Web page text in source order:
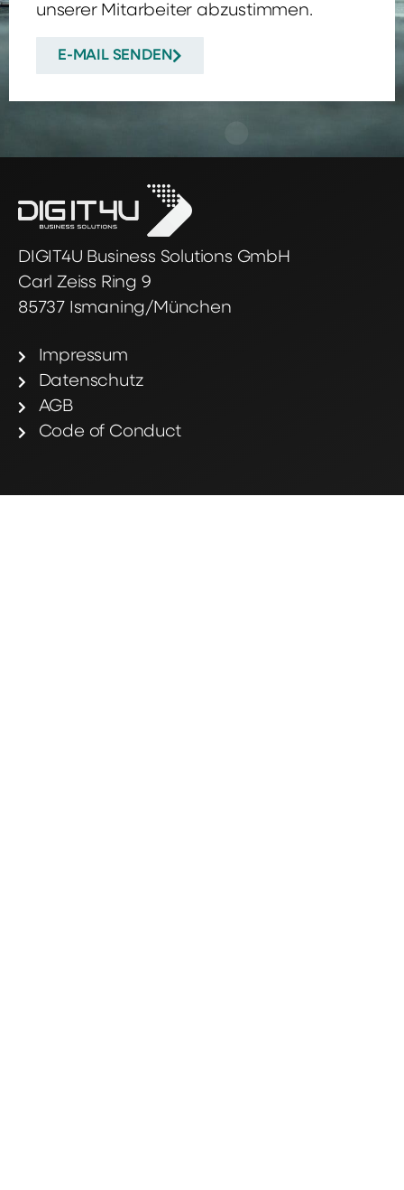
unserer Mitarbeiter abzustimmen.
E-MAIL SENDEN
DIGIT4U Business Solutions GmbH
Carl Zeiss Ring 9
85737 Ismaning/München
Impressum
Datenschutz
AGB
Code of Conduct